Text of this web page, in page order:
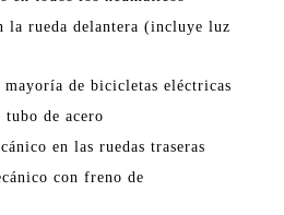
la rueda delantera (incluye luz
de bicicletas eléctricas
tubo de acero
en las ruedas traseras
con freno de